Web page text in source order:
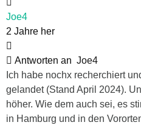
Joe4
2 Jahre her
Antworten an Joe4
Ich habe nochx recherchiert
gelandet (Stand April 2024).
höher. Wie dem auch sei, es
in Hamburg und in den